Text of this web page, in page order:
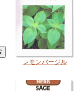
レモンバージル